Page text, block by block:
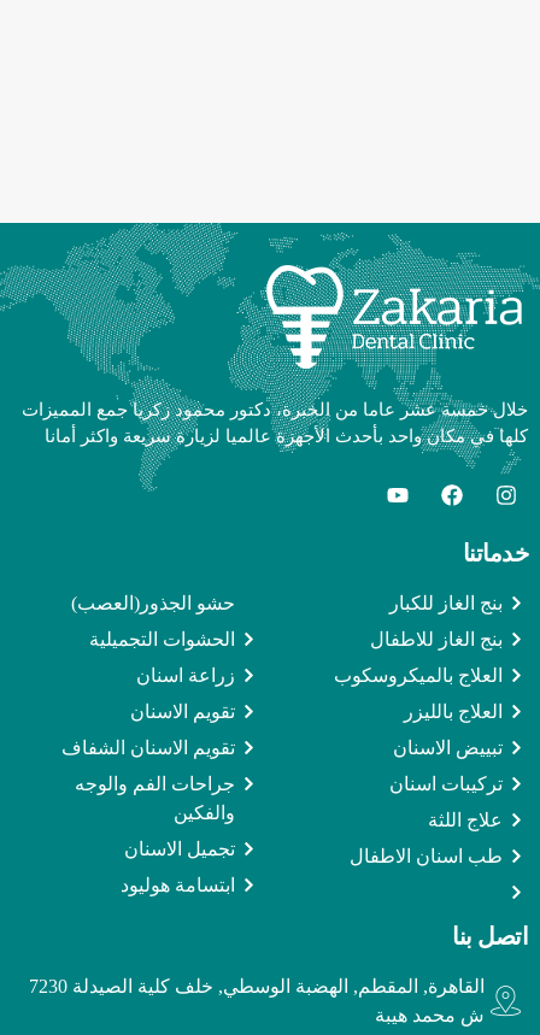
خلال خمسة عشر عاما من الخبرة، دكتور محمود زكريا جمع المميزات
كلها في مكان واحد بأحدث الأجهزة عالميا لزيارة سريعة واكثر أمانا
خدماتنا
بنج الغاز للكبار
بنج الغاز للاطفال
العلاج بالميكروسكوب
العلاج بالليزر
تبييض الاسنان
تركيبات اسنان
علاج اللثة
طب اسنان الاطفال
حشو الجذور(العصب)
الحشوات التجميلية
زراعة اسنان
تقويم الاسنان
تقويم الاسنان الشفاف
جراحات الفم والوجه
والفكين
تجميل الاسنان
ابتسامة هوليود
اتصل بنا
القاهرة, المقطم, الهضبة الوسطي, خلف كلية الصيدلة 7230
ش محمد هيبة